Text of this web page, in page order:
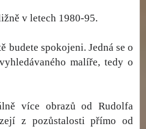
v letech 1980-95.
budete spokojeni. Jedná se o
malíře, tedy o
více obrazů od Rudolfa
z pozůstalosti přímo od